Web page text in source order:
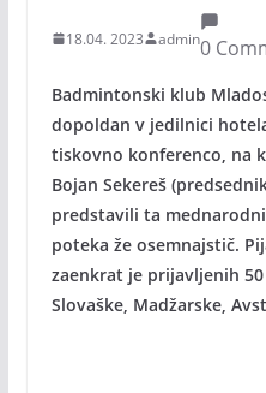
18.04. 2023 admin0
Badmintonski klub
dopoldan v jedilnici
tiskovno konferenco, na
Bojan Sekereš
predstavili ta
poteka že osemnajstič.
zaenkrat je prijavljenih 50
Slovaške, Madžarske,